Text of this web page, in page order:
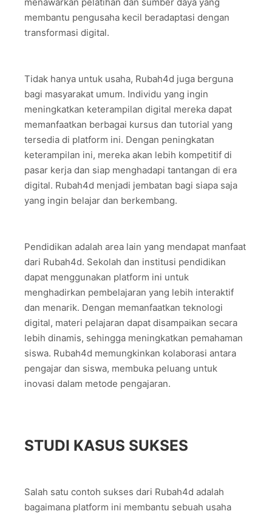
membantu pengusaha kecil beradaptasi dengan
transformasi digital.
Tidak hanya untuk usaha, Rubah4d juga berguna
bagi masyarakat umum. Individu yang ingin
meningkatkan keterampilan digital mereka dapat
memanfaatkan berbagai kursus dan tutorial yang
tersedia di platform ini. Dengan peningkatan
keterampilan ini, mereka akan lebih kompetitif di
pasar kerja dan siap menghadapi tantangan di era
digital. Rubah4d menjadi jembatan bagi siapa saja
yang ingin belajar dan berkembang.
Pendidikan adalah area lain yang mendapat manfaat
dari Rubah4d. Sekolah dan institusi pendidikan
dapat menggunakan platform ini untuk
menghadirkan pembelajaran yang lebih interaktif
dan menarik. Dengan memanfaatkan teknologi
digital, materi pelajaran dapat disampaikan secara
lebih dinamis, sehingga meningkatkan pemahaman
siswa. Rubah4d memungkinkan kolaborasi antara
pengajar dan siswa, membuka peluang untuk
inovasi dalam metode pengajaran.
STUDI KASUS SUKSES
Salah satu contoh sukses dari Rubah4d adalah
bagaimana platform ini membantu sebuah usaha